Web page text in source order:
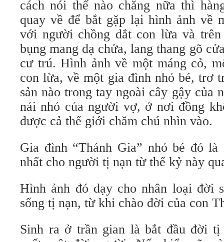
cách nói thế nào chăng nữa thì
quay về để bắt gặp lại hình ảnh về
với người chồng dắt con lừa và
bụng mang dạ chửa, lang thang gõ
cư trú. Hình ảnh về một máng cỏ,
con lừa, về một gia đình nhỏ bé, trơ
sản nào trong tay ngoài cây gậy của
nải nhỏ của người vợ, ở nơi đồng
được cả thế giới chăm chú nhìn vào.
Gia đình “Thánh Gia” nhỏ bé đó
nhất cho người tị nạn từ thế kỷ này
Hình ảnh đó dạy cho nhân loại đời
sống tị nạn, từ khi chào đời của con
Sinh ra ở trần gian là bắt đầu đời